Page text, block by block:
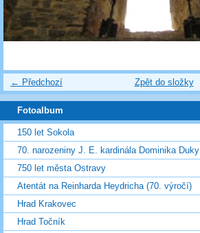
← Předchozí Zpět do složky
Fotoalbum
150 let Sokola
70. narozeniny J. E. kardinála Dominika Duky
750 let města Ostravy
Atentát na Reinharda Heydricha (70. výročí)
Hrad Krakovec
Hrad Točník